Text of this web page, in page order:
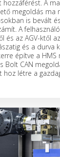
hozzáférést. A
megoldás ma
is bevált
A
és az AGV-ktől
és a durva
építve a
Bolt CAN
hoz létre a